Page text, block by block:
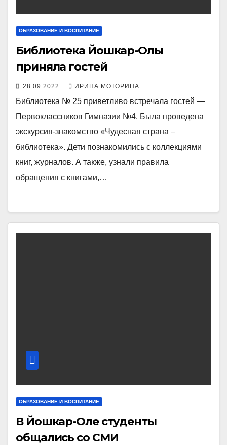
ОБРАЗОВАНИЕ И ВОСПИТАНИЕ
Библиотека Йошкар-Олы
приняла гостей
28.09.2022 ИРИНА МОТОРИНА
Библиотека № 25 приветливо встречала гостей —
Первоклассников Гимназии №4. Была проведена
экскурсия-знакомство «Чудесная страна –
библиотека». Дети познакомились с коллекциями
книг, журналов. А также, узнали правила
обращения с книгами,…
ОБРАЗОВАНИЕ И ВОСПИТАНИЕ
В Йошкар-Оле студенты
общались со СМИ